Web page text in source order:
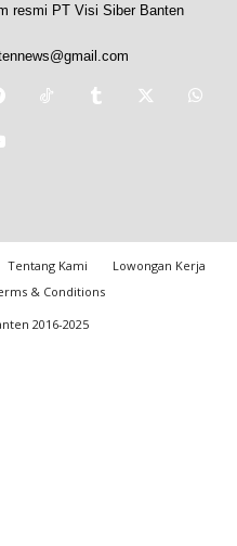
resmi PT Visi Siber Banten
Tentang Kami
Lowongan Kerja
& Conditions
2016-2025